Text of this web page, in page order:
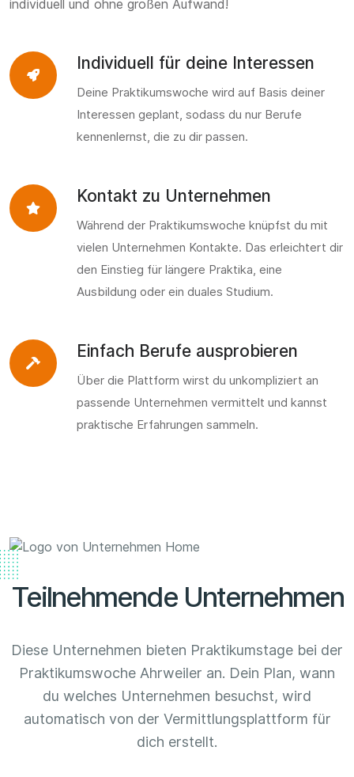
individuell und ohne großen Aufwand!
Individuell für deine Interessen
Deine Praktikumswoche wird auf Basis deiner
Interessen geplant, sodass du nur Berufe
kennenlernst, die zu dir passen.
Kontakt zu Unternehmen
Während der Praktikumswoche knüpfst du mit
vielen Unternehmen Kontakte. Das erleichtert dir
den Einstieg für längere Praktika, eine
Ausbildung oder ein duales Studium.
Einfach Berufe ausprobieren
Über die Plattform wirst du unkompliziert an
passende Unternehmen vermittelt und kannst
praktische Erfahrungen sammeln.
Teilnehmende Unternehmen
Diese Unternehmen bieten Praktikumstage bei der
Praktikumswoche Ahrweiler an. Dein Plan, wann
du welches Unternehmen besuchst, wird
automatisch von der Vermittlungsplattform für
dich erstellt.